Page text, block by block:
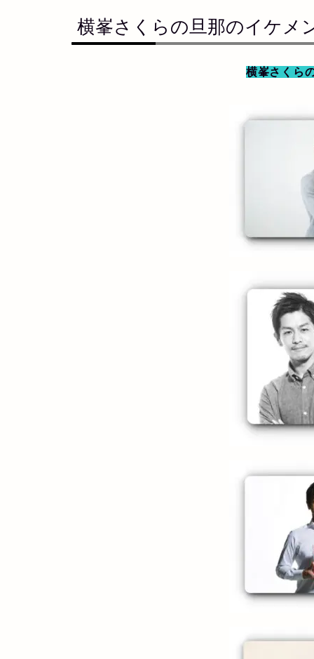
横峯さくらの旦那のイケメ
横峯さくら